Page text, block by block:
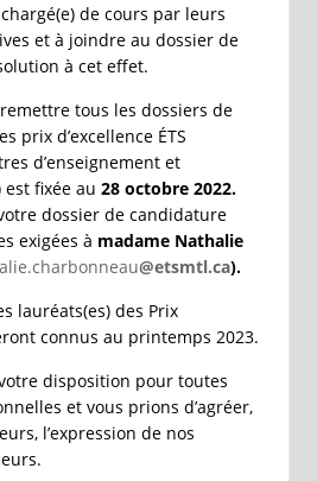
de cours par leurs
et à joindre au dossier de
à cet effet.
tous les dossiers de
prix d’excellence ÉTS
d’enseignement et
est fixée au 28 octobre 2022.
dossier de candidature
exigées à madame Nathalie
@etsmtl.ca).
lauréats(es) des Prix
connus au printemps 2023.
disposition pour toutes
et vous prions d’agréer,
l’expression de nos